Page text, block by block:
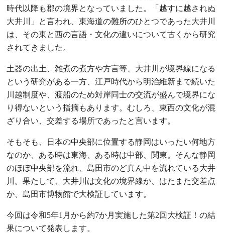
時代以降も郡の境界となっていました。「越すに越されぬ
大井川」と言われ、東海道の難所のひとつであった大井川
は、その東と西の言語・文化の違いについて古くから研究
されてきました。
土器の出土、雑煮の煮方や方言等、大井川が境界線になる
という研究がある一方、江戸時代から明治維新まで続いた
川越制度や、渡船のため対岸同士の交流が盛んで境界にな
り得ないという指摘もあります。むしろ、東西の文化が混
ざり合い、交差する場所であったと言います。
そもそも、日本の中央部に位置する静岡はいったい何地方
なのか、ある時は東海、ある時は中部、関東。そんな静岡
のほぼ中央部を流れ、島田市のど真ん中を流れている大井
川。果たして、大井川は文化の境界線か、はたまた交差点
か、島田市博物館で大検証しています。
今回は令和5年1月から約7か月実施した第2回大検証！の結
果について発表します。